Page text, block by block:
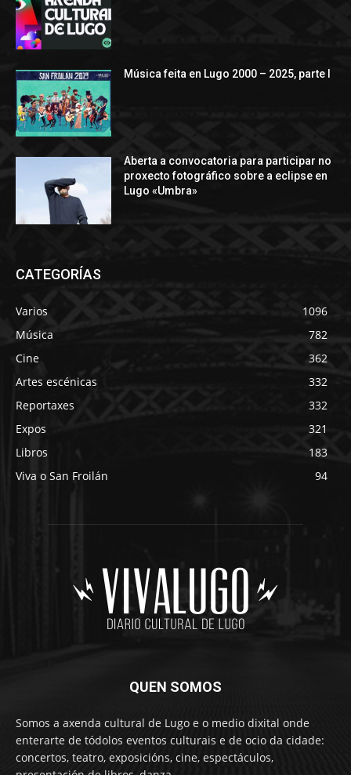
Música feita en Lugo 2000 – 2025, parte I
Aberta a convocatoria para participar no
proxecto fotográfico sobre a eclipse en
Lugo «Umbra»
CATEGORÍAS
Varios
1096
Música
782
Cine
362
Artes escénicas
332
Reportaxes
332
Expos
321
Libros
183
Viva o San Froilán
94
QUEN SOMOS
Somos a axenda cultural de Lugo e o medio dixital onde
enterarte de tódolos eventos culturais e de ocio da cidade:
concertos, teatro, exposicións, cine, espectáculos,